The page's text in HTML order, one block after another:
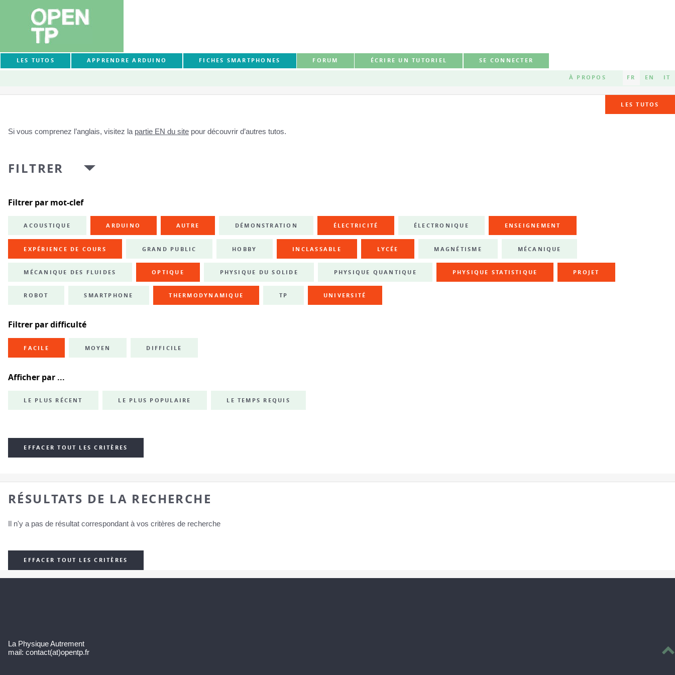
LES TUTOS APPRENDRE ARDUINO FICHES SMARTPHONES FORUM ÉCRIRE UN TUTORIEL SE CONNECTER
À PROPOS FR EN IT
LES TUTOS
Si vous comprenez l’anglais, visitez la partie EN du site pour découvrir d’autres tutos.
FILTRER
Filtrer par mot-clef
ACOUSTIQUE ARDUINO AUTRE DÉMONSTRATION ÉLECTRICITÉ ÉLECTRONIQUE ENSEIGNEMENT
EXPÉRIENCE DE COURS GRAND PUBLIC HOBBY INCLASSABLE LYCÉE MAGNÉTISME MÉCANIQUE
MÉCANIQUE DES FLUIDES OPTIQUE PHYSIQUE DU SOLIDE PHYSIQUE QUANTIQUE PHYSIQUE STATISTIQUE PROJET
ROBOT SMARTPHONE THERMODYNAMIQUE TP UNIVERSITÉ
Filtrer par difficulté
FACILE MOYEN DIFFICILE
Afficher par ...
LE PLUS RÉCENT LE PLUS POPULAIRE LE TEMPS REQUIS
EFFACER TOUT LES CRITÈRES
RÉSULTATS DE LA RECHERCHE
Il n'y a pas de résultat correspondant à vos critères de recherche
EFFACER TOUT LES CRITÈRES
La Physique Autrement
mail: contact(at)opentp.fr